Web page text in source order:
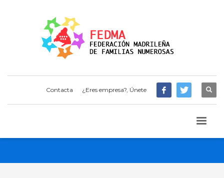
Contacta ¿Eres empresa?, Únete